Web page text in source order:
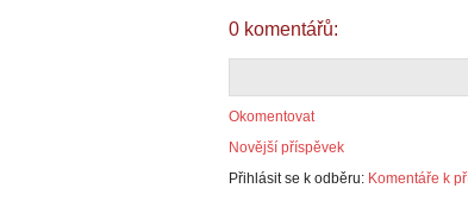
0 komentářů:
Okomentovat
Novější příspěvek
Přihlásit se k odběru: Komentáře k